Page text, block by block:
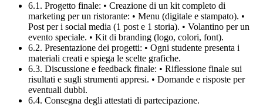
6.1. Progetto finale: • Creazione di un kit completo di
marketing per un ristorante: • Menu (digitale e stampato). •
Post per i social media (1 post e 1 storia). • Volantino per un
evento speciale. • Kit di branding (logo, colori, font).
6.2. Presentazione dei progetti: • Ogni studente presenta i
materiali creati e spiega le scelte grafiche.
6.3. Discussione e feedback finale: • Riflessione finale sui
risultati e sugli strumenti appresi. • Domande e risposte per
eventuali dubbi.
6.4. Consegna degli attestati di partecipazione.